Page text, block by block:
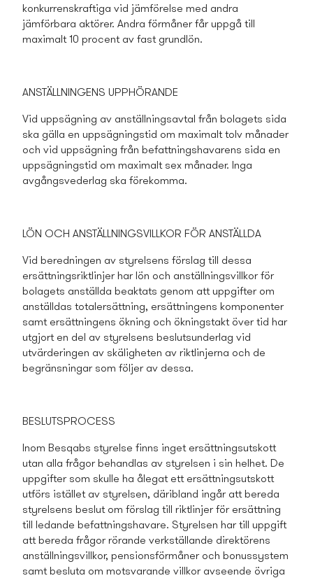
konkurrenskraftiga vid jämförelse med andra
jämförbara aktörer. Andra förmåner får uppgå till
maximalt 10 procent av fast grundlön.
ANSTÄLLNINGENS UPPHÖRANDE
Vid uppsägning av anställningsavtal från bolagets sida
ska gälla en uppsägningstid om maximalt tolv månader
och vid uppsägning från befattningshavarens sida en
uppsägningstid om maximalt sex månader. Inga
avgångsvederlag ska förekomma.
LÖN OCH ANSTÄLLNINGSVILLKOR FÖR ANSTÄLLDA
Vid beredningen av styrelsens förslag till dessa
ersättningsriktlinjer har lön och anställningsvillkor för
bolagets anställda beaktats genom att uppgifter om
anställdas totalersättning, ersättningens komponenter
samt ersättningens ökning och ökningstakt över tid har
utgjort en del av styrelsens beslutsunderlag vid
utvärderingen av skäligheten av riktlinjerna och de
begränsningar som följer av dessa.
BESLUTSPROCESS
Inom Besqabs styrelse finns inget ersättningsutskott
utan alla frågor behandlas av styrelsen i sin helhet. De
uppgifter som skulle ha ålegat ett ersättningsutskott
utförs istället av styrelsen, däribland ingår att bereda
styrelsens beslut om förslag till riktlinjer för ersättning
till ledande befattningshavare. Styrelsen har till uppgift
att bereda frågor rörande verkställande direktörens
anställningsvillkor, pensionsförmåner och bonussystem
samt besluta om motsvarande villkor avseende övriga